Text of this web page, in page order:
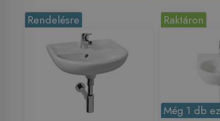
Rendelésre Raktáron
Még 1 db